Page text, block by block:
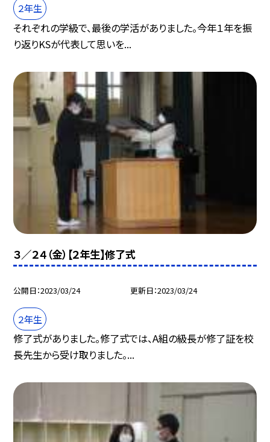
２年生
それぞれの学級で、最後の学活がありました。今年１年を振
り返りKSが代表して思いを...
３／２４（金）【２年生】修了式
公開日 2023/03/24 更新日 2023/03/24
２年生
修了式がありました。修了式では、A組の級長が修了証を校
長先生から受け取りました。...